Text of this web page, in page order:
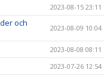
2023-08-15 23:11
och
2023-08-09 10:04
2023-08-08 08:11
2023-07-26 12:54